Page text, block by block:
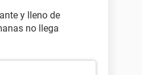
y lleno de
no llega